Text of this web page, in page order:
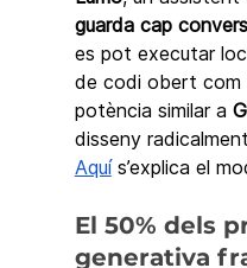
guarda cap
es pot executar
de codi obert com
potència similar a
disseny
Aquí s’explica el
El 50% dels
generativa